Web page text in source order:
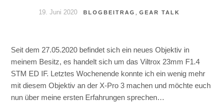
19. Juni 2020 BLOGBEITRAG GEAR TALK
Seit dem 27.05.2020 befindet sich ein neues Objektiv in
meinem Besitz, es handelt sich um das Viltrox 23mm F1.4
STM ED IF. Letztes Wochenende konnte ich ein wenig mehr
mit diesem Objektiv an der X-Pro 3 machen und möchte euch
nun über meine ersten Erfahrungen sprechen…